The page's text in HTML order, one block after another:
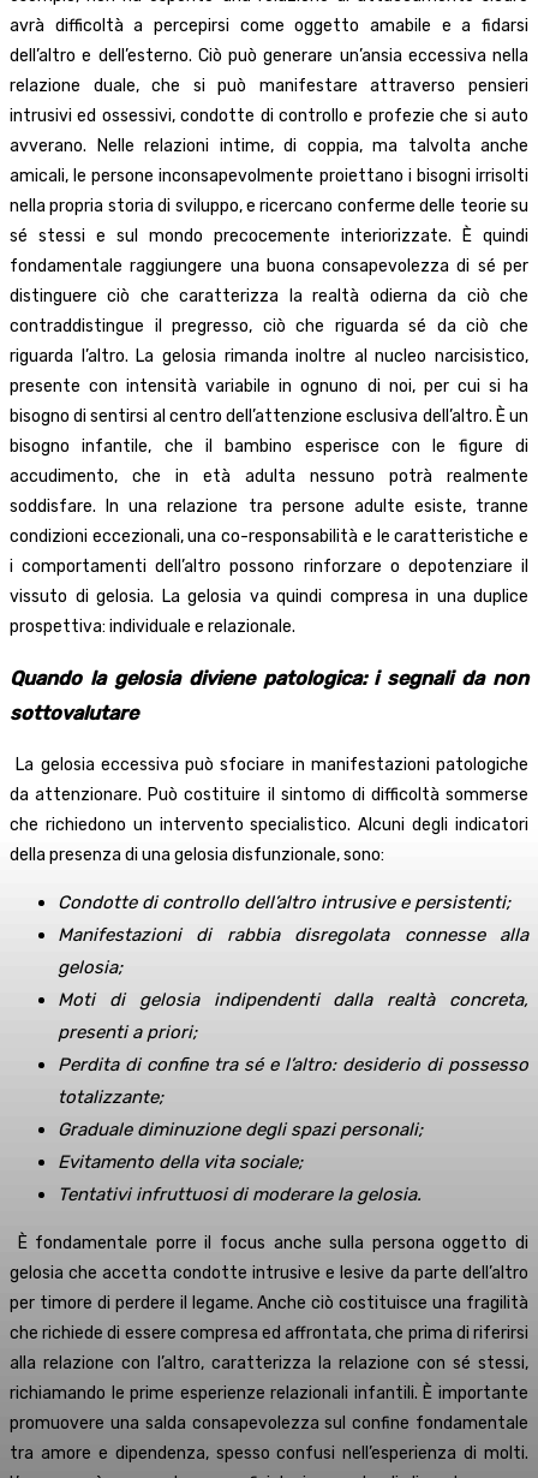
avrà difficoltà a percepirsi come oggetto amabile e a fidarsi
dell’altro e dell’esterno. Ciò può generare un’ansia eccessiva nella
relazione duale, che si può manifestare attraverso pensieri
intrusivi ed ossessivi, condotte di controllo e profezie che si auto
avverano. Nelle relazioni intime, di coppia, ma talvolta anche
amicali, le persone inconsapevolmente proiettano i bisogni irrisolti
nella propria storia di sviluppo, e ricercano conferme delle teorie su
sé stessi e sul mondo precocemente interiorizzate. È quindi
fondamentale raggiungere una buona consapevolezza di sé per
distinguere ciò che caratterizza la realtà odierna da ciò che
contraddistingue il pregresso, ciò che riguarda sé da ciò che
riguarda l’altro. La gelosia rimanda inoltre al nucleo narcisistico,
presente con intensità variabile in ognuno di noi, per cui si ha
bisogno di sentirsi al centro dell’attenzione esclusiva dell’altro. È un
bisogno infantile, che il bambino esperisce con le figure di
accudimento, che in età adulta nessuno potrà realmente
soddisfare. In una relazione tra persone adulte esiste, tranne
condizioni eccezionali, una co-responsabilità e le caratteristiche e
i comportamenti dell’altro possono rinforzare o depotenziare il
vissuto di gelosia. La gelosia va quindi compresa in una duplice
prospettiva: individuale e relazionale.
Quando la gelosia diviene patologica: i segnali da non
sottovalutare
La gelosia eccessiva può sfociare in manifestazioni patologiche
da attenzionare. Può costituire il sintomo di difficoltà sommerse
che richiedono un intervento specialistico. Alcuni degli indicatori
della presenza di una gelosia disfunzionale, sono:
Condotte di controllo dell’altro intrusive e persistenti;
Manifestazioni di rabbia disregolata connesse alla
gelosia;
Moti di gelosia indipendenti dalla realtà concreta,
presenti a priori;
Perdita di confine tra sé e l’altro: desiderio di possesso
totalizzante;
Graduale diminuzione degli spazi personali;
Evitamento della vita sociale;
Tentativi infruttuosi di moderare la gelosia.
È fondamentale porre il focus anche sulla persona oggetto di
gelosia che accetta condotte intrusive e lesive da parte dell’altro
per timore di perdere il legame. Anche ciò costituisce una fragilità
che richiede di essere compresa ed affrontata, che prima di riferirsi
alla relazione con l’altro, caratterizza la relazione con sé stessi,
richiamando le prime esperienze relazionali infantili. È importante
promuovere una salda consapevolezza sul confine fondamentale
tra amore e dipendenza, spesso confusi nell’esperienza di molti.